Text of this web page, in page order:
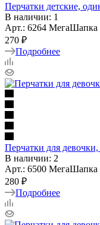
Перчатки детские,
В наличии: 1
Арт.: 6264 МегаШапка
270 ₽
Подробнее
Перчатки для
В наличии: 2
Арт.: 6500 МегаШапка
280 ₽
Подробнее